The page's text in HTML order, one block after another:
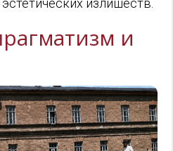
излишеств.
и